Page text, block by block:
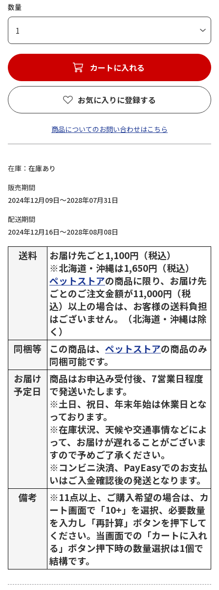
数量
1
カートに入れる
お気に入りに登録する
商品についてのお問い合わせはこちら
在庫
在庫あり
販売期間
2024年12月09日～2028年07月31日
配送期間
2024年12月16日～2028年08月08日
送料
お届け先ごと1,100円（税込）
※北海道・沖縄は1,650円（税込）
ペットストアの商品に限り、お届け先
ごとのご注文金額が11,000円（税
込）以上の場合は、お客様の送料負担
はございません。（北海道・沖縄は除
く）
同梱等
この商品は、 ペットストアの商品のみ
同梱可能です。
お届け
予定日
商品はお申込み受付後、7営業日程度
で発送いたします。
※土日、祝日、年末年始は休業日とな
っております。
※在庫状況、天候や交通事情などによ
って、お届けが遅れることがございま
すので予めご了承ください。
※コンビニ決済、PayEasyでのお支払
いはご入金確認後の発送となります。
備考
※11点以上、ご購入希望の場合は、カ
ート画面で「10+」を選択、必要数量
を入力し「再計算」ボタンを押下して
ください。当画面での「カートに入れ
る」ボタン押下時の数量選択は1個で
結構です。